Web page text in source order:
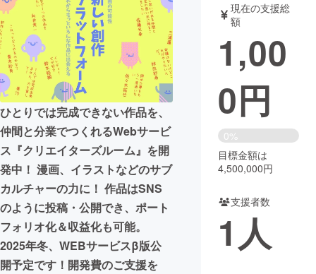
テクノロジー・ガジェット
映像・映画 書籍・雑誌
ビジネス・起業 チャレンジ
まちづくり・地域活性化
CAMPFIRE for Social Good
CAMPFIRE Creation
CAMPFIREふるさと納税
コミュニティ
ひとりでは完成できない作品を、
仲間と分業でつくれるWebサービ
ス『クリエイターズルーム』を開
発中！ 漫画、イラストなどのサブ
カルチャーの力に！ 作品はSNS
のように投稿・公開でき、ポート
フォリオ化＆収益化も可能。
2025年冬、WEBサービスβ版公
開予定です！開発費のご支援を
現在の支援総
額
1,00
0円
0%
目標金額は
4,500,000円
支援者数
1人